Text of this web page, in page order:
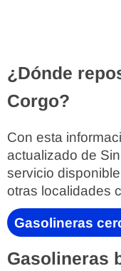
¿Dónde
Corgo?
Con esta
actualizado de
servicio
otras localidades
Gasolineras
Gasolineras